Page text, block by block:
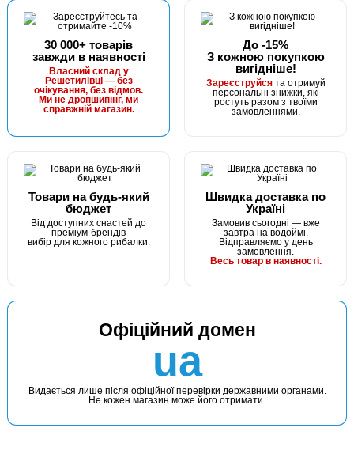
30 000+ товарів
завжди в наявності
Власний склад у
Решетилівці — без
очікування, без відмов.
Ми не дропшипінг, ми
справжній магазин.
До -15%
З кожною покупкою
вигідніше!
Зареєструйсята отримуй
персональні знижки, які
ростуть разом з твоїми
замовленнями.
Товари на будь-який
бюджет
Від доступних снастей до
преміум-брендів
вибір для кожного рибалки.
Швидка доставка по
Україні
Замовив сьогодні — вже
завтра на водоймі.
Відправляємо у день
замовлення.
Весь товар в наявності.
Офіційний домен
ua
Видається лише після офіційної перевірки державними органами.
Не кожен магазин може його отримати.